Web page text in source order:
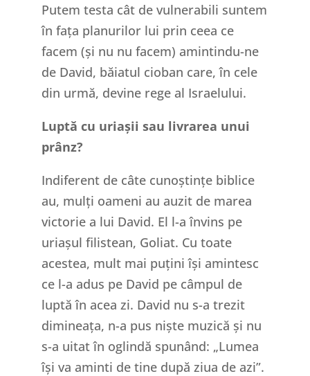
Putem testa cât de vulnerabili suntem
în fața planurilor lui prin ceea ce
facem (și nu nu facem) amintindu-ne
de David, băiatul cioban care, în cele
din urmă, devine rege al Israelului.
Luptă cu uriașii sau livrarea unui
prânz?
Indiferent de câte cunoștințe biblice
au, mulți oameni au auzit de marea
victorie a lui David. El l-a învins pe
uriașul filistean, Goliat. Cu toate
acestea, mult mai puțini își amintesc
ce l-a adus pe David pe câmpul de
luptă în acea zi. David nu s-a trezit
dimineața, n-a pus niște muzică și nu
s-a uitat în oglindă spunând: „Lumea
își va aminti de tine după ziua de azi”.